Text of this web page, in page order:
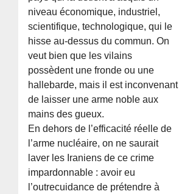
niveau économique, industriel,
scientifique, technologique, qui le
hisse au-dessus du commun. On
veut bien que les vilains
possèdent une fronde ou une
hallebarde, mais il est inconvenant
de laisser une arme noble aux
mains des gueux.
En dehors de l’efficacité réelle de
l’arme nucléaire, on ne saurait
laver les Iraniens de ce crime
impardonnable : avoir eu
l’outrecuidance de prétendre à